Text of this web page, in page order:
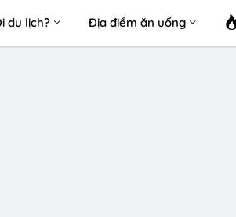
du lịch? Địa điểm ăn uống